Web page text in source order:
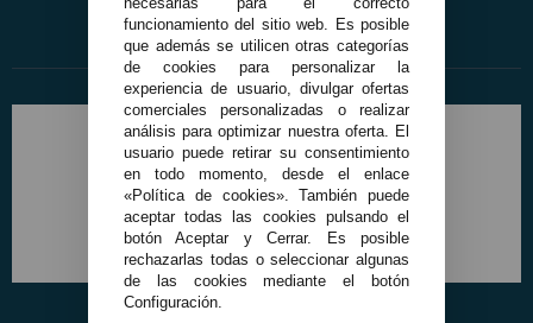
funcionamiento del sitio web. Es posible
que además se utilicen otras categorías
de cookies para personalizar la
experiencia de usuario, divulgar ofertas
comerciales personalizadas o realizar
análisis para optimizar nuestra oferta. El
usuario puede retirar su consentimiento
en todo momento, desde el enlace
«Política de cookies». También puede
aceptar todas las cookies pulsando el
botón Aceptar y Cerrar. Es posible
rechazarlas todas o seleccionar algunas
de las cookies mediante el botón
Configuración.